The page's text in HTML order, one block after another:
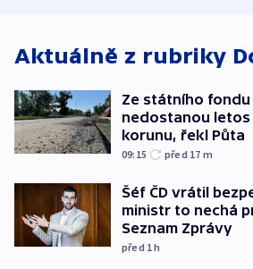
Aktuálně z rubriky
Ze státního
nedostanou letos
korunu, řekl Půta
09:15 před 17 m
Šéf ČD vrátil
ministr to nechá
Seznam Zprávy
před 1h